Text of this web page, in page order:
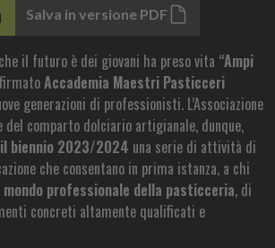
Salva in versione PDF
il futuro è dei giovani ha preso vita “Ampi
Accademia Maestri Pasticceri
generazioni di professionisti. L’Associazione
del comparto dolciario artigianale, dunque,
biennio 2023/2024 una serie di attività di
che consentano in prima istanza, a chi
professionale della pasticceria, di
concreti altamente qualificati e